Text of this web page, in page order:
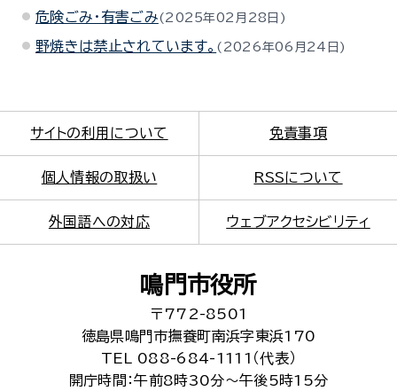
危険ごみ・有害ごみ 2025年02月28日
野焼きは禁止されています。 2026年06月24日
サイトの利用について 免責事項
個人情報の取扱い RSSについて
外国語への対応 ウェブアクセシビリティ
鳴門市役所
〒772-8501
徳島県鳴門市撫養町南浜字東浜170
TEL 088-684-1111（代表）
開庁時間：午前8時30分～午後5時15分